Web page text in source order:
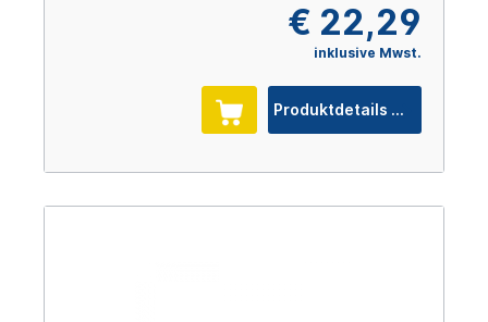
€ 22,29
inklusive Mwst.
Produktdetails